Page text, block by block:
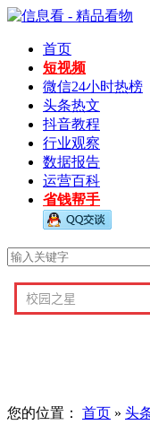
首页
短视频
微信24小时热榜
头条热文
抖音教程
行业观察
数据报告
运营百科
省钱帮手
您的位置： 首页 » 头